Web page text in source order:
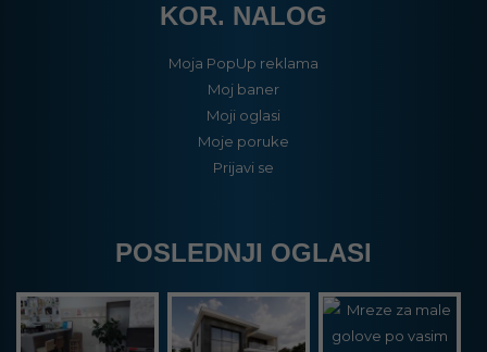
KOR. NALOG
Moja PopUp reklama
Moj baner
Moji oglasi
Moje poruke
Prijavi se
POSLEDNJI OGLASI